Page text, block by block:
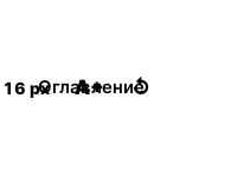
16 px A+ ↺
Оглавление